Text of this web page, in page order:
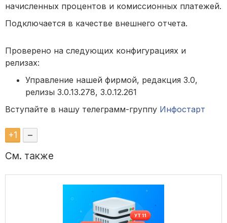
начисленных процентов и комиссионных платежей.
Подключается в качестве внешнего отчета.
Проверено на следующих конфигурациях и
релизах:
Управление нашей фирмой, редакция 3.0,
релизы 3.0.13.278, 3.0.12.261
Вступайте в нашу телеграмм-группу Инфостарт
+1 –
См. также